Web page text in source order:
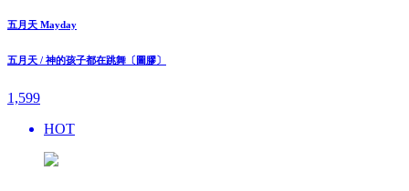
五月天 Mayday
五月天 / 神的孩子都在跳舞〔圖膠〕
1,599
HOT